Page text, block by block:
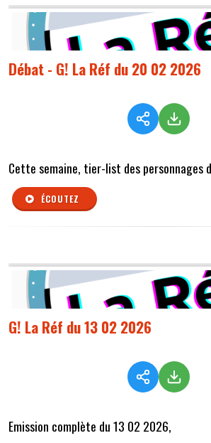
Débat - G! La Réf du 20 02 2026
Cette semaine, tier-list des personnages
ÉCOUTEZ
G! La Réf du 13 02 2026
Emission complète du 13 02 2026,